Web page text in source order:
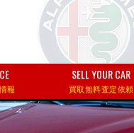
報
SELL YOUR CAR
買取無料査定依頼